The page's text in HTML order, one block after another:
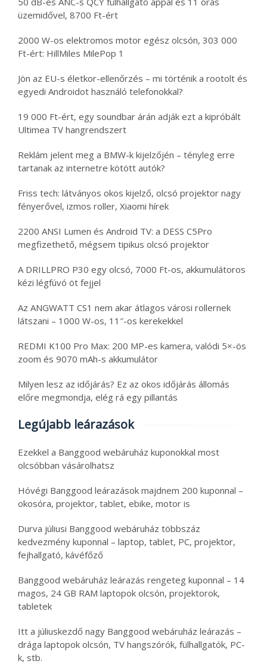
üzemidővel, 8700 Ft-ért
2000 W-os elektromos motor egész olcsón, 303 000
Ft-ért: HillMiles MilePop 1
Jön az EU-s életkor-ellenőrzés – mi történik a rootolt és
egyedi Androidot használó telefonokkal?
19 000 Ft-ért, egy soundbar árán adják ezt a kipróbált
Ultimea TV hangrendszert
Reklám jelent meg a BMW-k kijelzőjén – tényleg erre
tartanak az internetre kötött autók?
Friss tech: látványos okos kijelző, olcsó projektor nagy
fényerővel, izmos roller, Xiaomi hírek
2200 ANSI Lumen és Android TV: a DESS C5Pro
megfizethető, mégsem tipikus olcsó projektor
A DRILLPRO P30 egy olcsó, 7000 Ft-os, akkumulátoros
kézi légfúvó öt fejjel
Az ANGWATT CS1 nem akar átlagos városi rollernek
látszani – 1000 W-os, 11″-os kerekekkel
REDMI K100 Pro Max: 200 MP-es kamera, valódi 5×-ös
zoom és 9070 mAh-s akkumulátor
Milyen lesz az időjárás? Ez az okos időjárás állomás
előre megmondja, elég rá egy pillantás
Legújabb leárazások
Ezekkel a Banggood webáruház kuponokkal most
olcsóbban vásárolhatsz
Hóvégi Banggood leárazások majdnem 200 kuponnal –
okosóra, projektor, tablet, ebike, motor is
Durva júliusi Banggood webáruház többszáz
kedvezmény kuponnal – laptop, tablet, PC, projektor,
fejhallgató, kávéfőző
Banggood webáruház leárazás rengeteg kuponnal – 14
magos, 24 GB RAM laptopok olcsón, projektorok,
tabletek
Itt a júliuskezdő nagy Banggood webáruház leárazás –
drága laptopok olcsón, TV hangszórók, fülhallgatók, PC-
k, stb.